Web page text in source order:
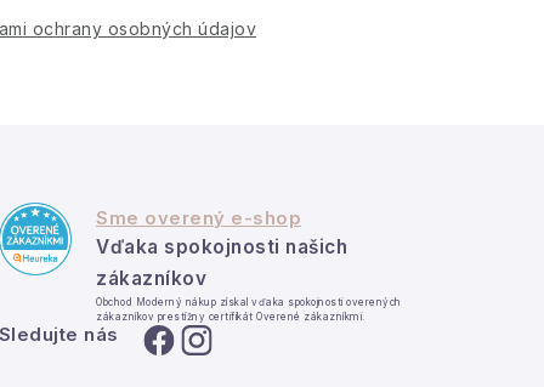
ochrany osobných údajov
Sme overený e-shop
Vďaka spokojnosti našich
zákazníkov
Obchod Moderný nákup získal vďaka spokojnosti overených
zákazníkov prestížny certifikát Overené zákazníkmi.
Sledujte nás